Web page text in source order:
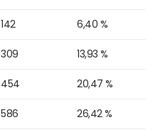
142 6,40 %
309 13,93 %
454 20,47 %
586 26,42 %